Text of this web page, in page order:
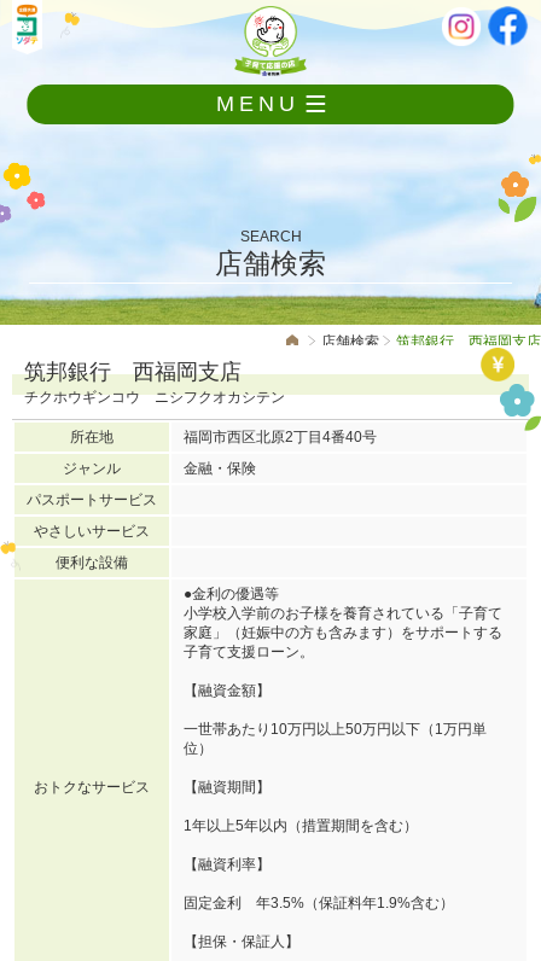
ニ
し
て
本
MENU
SEARCH
店舗検索
店舗検索 筑邦銀行 西福岡支店
筑邦銀行 西福岡支店
チクホウギンコウ ニシフクオカシテン
所在地
福岡市西区北原2丁目4番40号
ジャンル
金融・保険
パスポートサービス
やさしいサービス
便利な設備
おトクなサービス
●金利の優遇等
小学校入学前のお子様を養育されている「子育て
家庭」（妊娠中の方も含みます）をサポートする
子育て支援ローン。
【融資金額】
一世帯あたり10万円以上50万円以下（1万円単
位）
【融資期間】
1年以上5年以内（措置期間を含む）
【融資利率】
固定金利 年3.5%（保証料年1.9%含む）
【担保・保証人】